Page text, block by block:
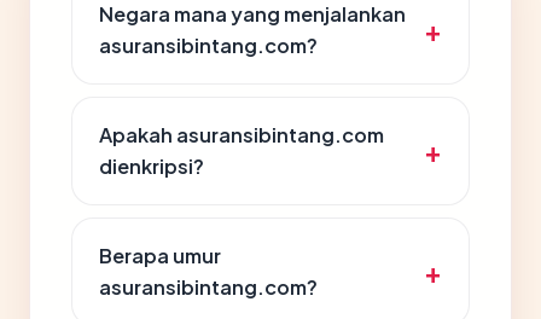
Negara mana yang menjalankan
asuransibintang.com?
Apakah asuransibintang.com
dienkripsi?
Berapa umur
asuransibintang.com?